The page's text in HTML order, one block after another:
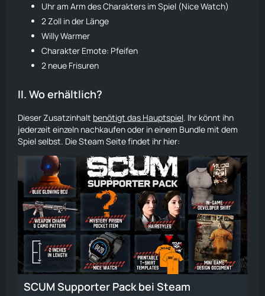
Uhr am Arm des Charakters im Spiel (Nice Watch)
2 Zoll in der Länge
Willy Warmer
Charakter Emote: Pfeifen
2 neue Frisuren
II. Wo erhältlich?
Dieser Zusatzinhalt benötigt das Hauptspiel. Ihr könnt ihn
jederzeit einzeln nachkaufen oder in einem Bundle mit dem
Spiel selbst. Die Steam Seite findet ihr hier:
SCUM Supporter Pack bei Steam